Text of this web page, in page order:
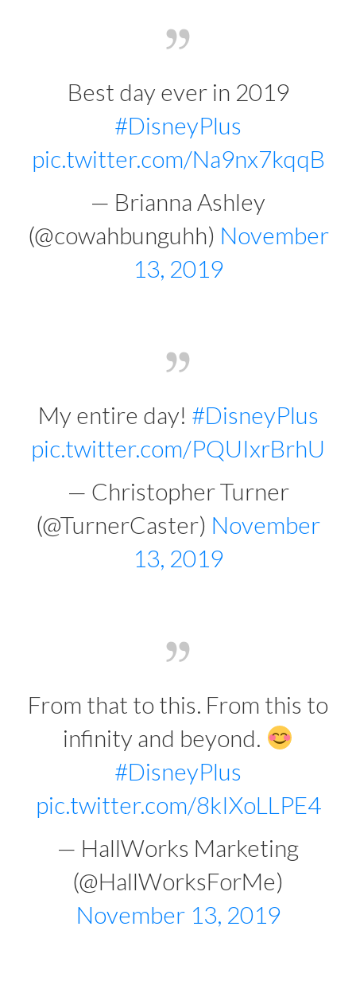
Best day ever in 2019
#DisneyPlus
pic.twitter.com/Na9nx7kqqB
— Brianna Ashley
(@cowahbunguhh) November
13, 2019
My entire day! #DisneyPlus
pic.twitter.com/PQUIxrBrhU
— Christopher Turner
(@TurnerCaster) November
13, 2019
From that to this. From this to
infinity and beyond.
#DisneyPlus
pic.twitter.com/8kIXoLLPE4
— HallWorks Marketing
(@HallWorksForMe)
November 13, 2019